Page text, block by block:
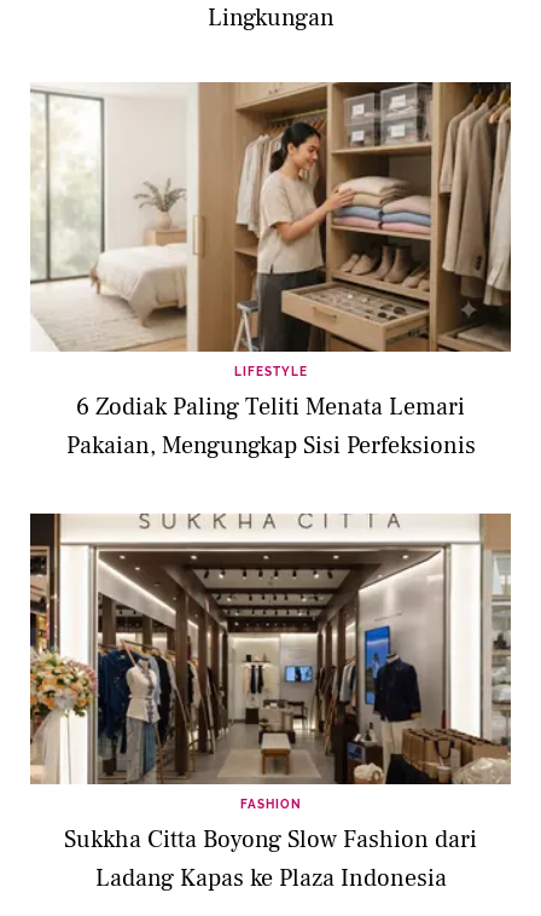
Lingkungan
LIFESTYLE
6 Zodiak Paling Teliti Menata Lemari
Pakaian, Mengungkap Sisi Perfeksionis
FASHION
Sukkha Citta Boyong Slow Fashion dari
Ladang Kapas ke Plaza Indonesia